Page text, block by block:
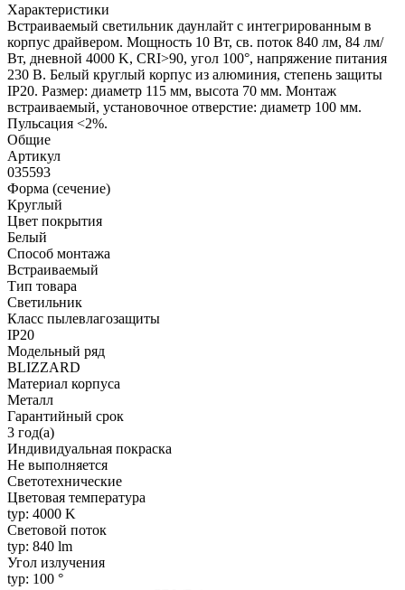
Характеристики
Встраиваемый светильник даунлайт с интегрированным в
корпус драйвером. Мощность 10 Вт, св. поток 840 лм, 84 лм/
Вт, дневной 4000 K, CRI>90, угол 100°, напряжение питания
230 В. Белый круглый корпус из алюминия, степень защиты
IP20. Размер: диаметр 115 мм, высота 70 мм. Монтаж
встраиваемый, установочное отверстие: диаметр 100 мм.
Пульсация <2%.
Общие
Артикул
035593
Форма (сечение)
Круглый
Цвет покрытия
Белый
Способ монтажа
Встраиваемый
Тип товара
Светильник
Класс пылевлагозащиты
IP20
Модельный ряд
BLIZZARD
Материал корпуса
Металл
Гарантийный срок
3 год(а)
Индивидуальная покраска
Не выполняется
Светотехнические
Цветовая температура
typ: 4000 K
Световой поток
typ: 840 lm
Угол излучения
typ: 100 °